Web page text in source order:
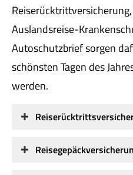
Auslandsreise-
Autoschutzbrief sorgen
schönsten Tagen des
werden.